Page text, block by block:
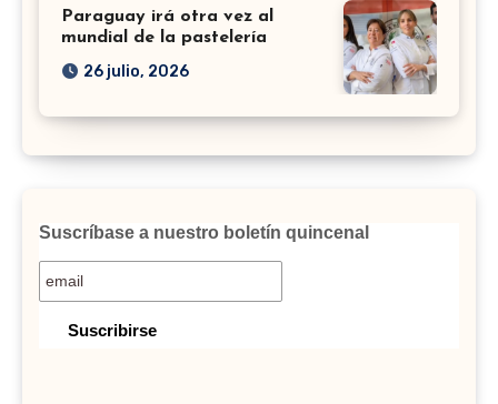
Paraguay irá otra vez al
mundial de la pastelería
26 julio, 2026
Suscríbase a nuestro boletín quincenal